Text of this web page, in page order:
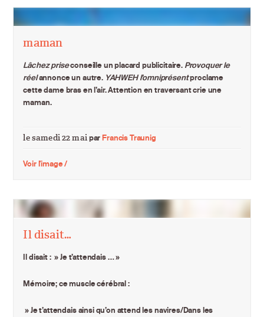
maman
Lâchez priseconseille un placard publicitaire. Provoquer le
réelannonce un autre.YAHWEH l’omniprésentproclame
cette dame bras en l’air. Attention en traversant crie une
maman.
le samedi 22 maiparFrancis Traunig
Voir l'image /
Il disait…
Il disait : » Je t’attendais … »
Mémoire; ce muscle cérébral :
» Je t’attendais ainsi qu’on attend les navires/Dans les